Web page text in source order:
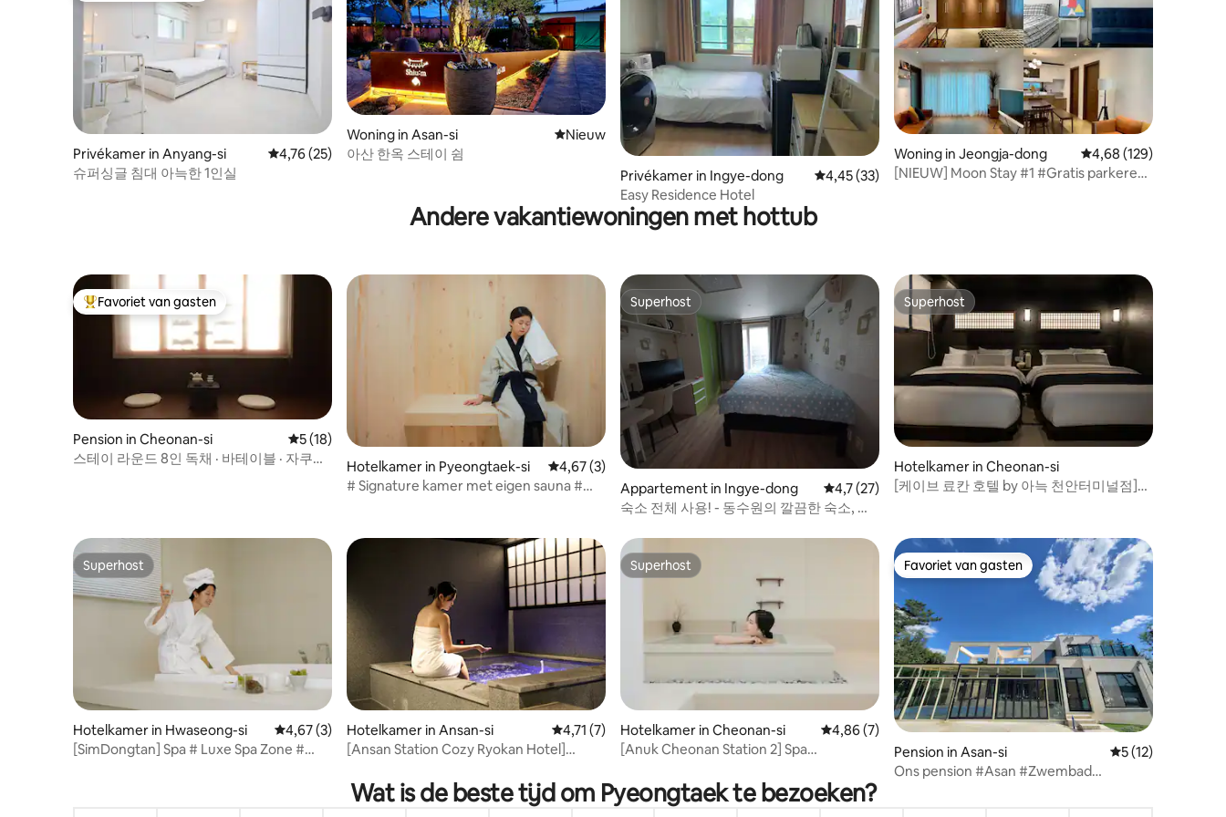
Privékamer in Anyang-si Gemiddelde beoordeling van 4,76 op 5, 25 recensies
4,76 (25)
슈퍼싱글 침대 아늑한 1인실
Woning in Asan-si Nieuwe accommodatie
Nieuw
아산 한옥 스테이 쉼
Privékamer in Ingye-dong
Gemiddelde beoordeling van 4,45 op 5, 33 recensies
4,45 (33)
Easy Residence Hotel
Woning in Jeongja-dong Gemiddelde
4,68 (129)
[NIEUW] Moon Stay #1 #Gratis parkeren
Andere vakantiewoningen met hottub
Topfavoriet van gasten
Favoriet van gasten
Pension in Cheonan-si Gemiddelde beoordeling van 5 op 5, 18 recensies
5 (18)
스테이 라운드 8인 독채 · 바테이블 · 자쿠지
Hotelkamer in Pyeongtaek-si Gemiddelde beoordeling van 4,67 op 5, 3 recensies
4,67 (3)
# Signature kamer met eigen sauna #
Beam projector # Songtan Station
Superhost
Superhost
Appartement in Ingye-dong Gemiddelde beoordeling van 4,7 op 5, 27 recensies
4,7 (27)
숙소 전체 사용! - 동수원의 깔끔한 숙소, 교
Superhost
Superhost
Hotelkamer in Cheonan-si
[케이브 료칸 호텔 by 아늑 천안터미널점]
Superhost
Superhost
Hotelkamer in Hwaseong-si Gemiddelde beoordeling van 4,67 op 5, 3 recensies
4,67 (3)
[SimDongtan] Spa # Luxe Spa Zone #
Hotelkamer in Ansan-si Gemiddelde beoordeling van 4,71 op 5, 7 recensies
4,71 (7)
[Ansan Station Cozy Ryokan Hotel]
2 personen#Ansan Hotel#Ryokan
Hotel#Onsen Hotel#Accommodatie in
Superhost
Superhost
Hotelkamer in Cheonan-si Gemiddelde beoordeling van 4,86 op 5, 7 recensies
4,86 (7)
[Anuk Cheonan Station 2] Spa
#Luxe beddengoed #SmartTV #4
minuten van de Seongjeong-markt
Favoriet van gasten
Favoriet van gasten
Pension in Asan-si Gemiddelde
5 (12)
Ons pension #Asan #Zwembad
Wat is de beste tijd om Pyeongtaek te bezoeken?